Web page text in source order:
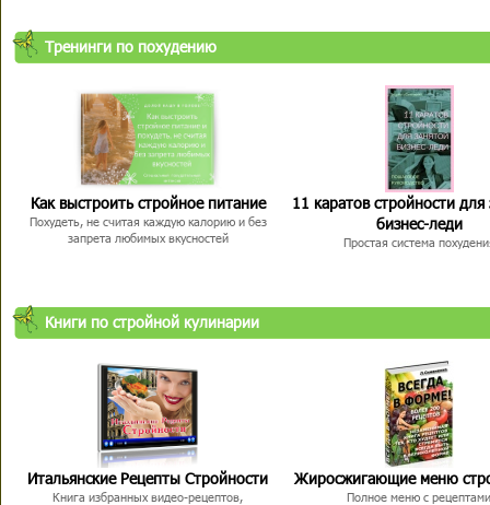
Тренинги по похудению
Как выстроить стройное питание
Похудеть, не считая каждую калорию и без
запрета любимых вкусностей
11 каратов стройности для
бизнес-леди
Простая система
Книги по стройной кулинарии
Итальянские Рецепты Стройности
Книга избранных видео-рецептов,
Жиросжигающие меню
Полное меню с рецептами